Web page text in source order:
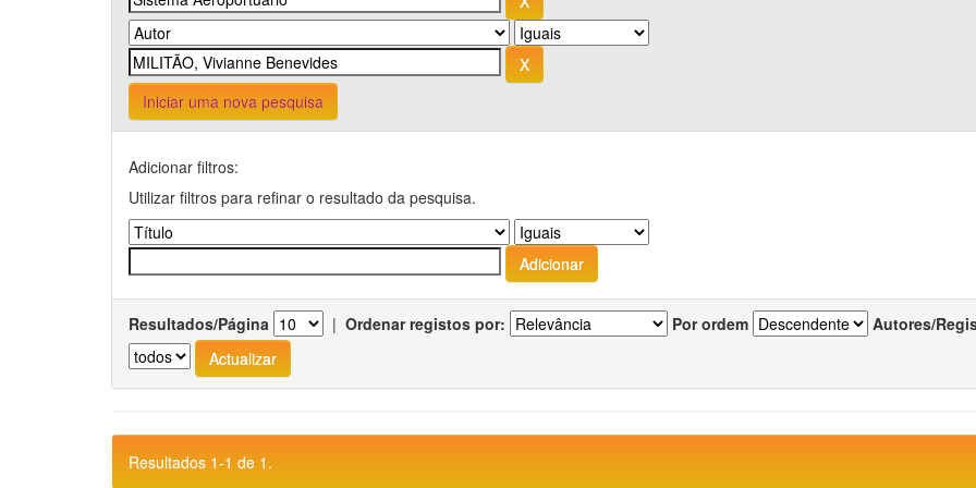
Iniciar uma nova pesquisa
Adicionar filtros:
Utilizar filtros para refinar o resultado da pesquisa.
Resultados/Página | Ordenar registos por: Por ordem Autores/
Resultados 1-1 de 1.